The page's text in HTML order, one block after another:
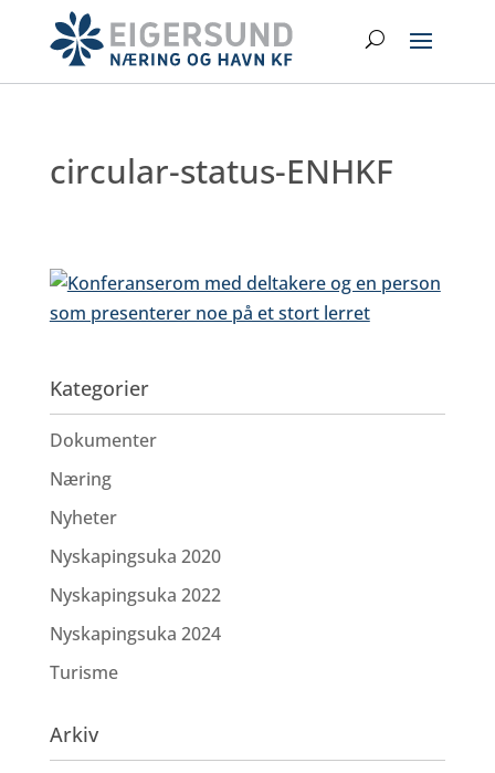
hovedinnhold
circular-status-ENHKF
Kategorier
Dokumenter
Næring
Nyheter
Nyskapingsuka 2020
Nyskapingsuka 2022
Nyskapingsuka 2024
Turisme
Arkiv